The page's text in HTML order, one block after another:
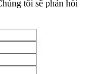
tôi sẽ phản hồi